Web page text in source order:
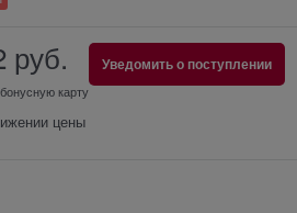
руб.
карту
цены
Уведомить о поступлении